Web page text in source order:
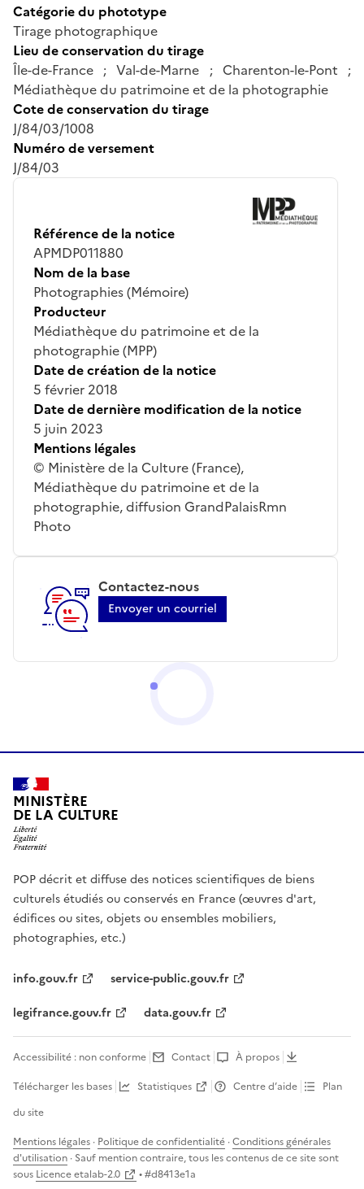
Catégorie du phototype
Tirage photographique
Lieu de conservation du tirage
Île-de-France ; Val-de-Marne ; Charenton-le-Pont ;
Médiathèque du patrimoine et de la photographie
Cote de conservation du tirage
J/84/03/1008
Numéro de versement
J/84/03
Référence de la notice
APMDP011880
Nom de la base
Photographies (Mémoire)
Producteur
Médiathèque du patrimoine et de la
photographie (MPP)
Date de création de la notice
5 février 2018
Date de dernière modification de la notice
5 juin 2023
Mentions légales
© Ministère de la Culture (France),
Médiathèque du patrimoine et de la
photographie, diffusion GrandPalaisRmn
Photo
Contactez-nous
Envoyer un courriel
MINISTÈRE
DE LA CULTURE
POP décrit et diffuse des notices scientifiques de biens
culturels étudiés ou conservés en France (œuvres d'art,
édifices ou sites, objets ou ensembles mobiliers,
photographies, etc.)
info.gouv.fr
service-public.gouv.fr
legifrance.gouv.fr
data.gouv.fr
Accessibilité : non conforme Contact
À propos
Télécharger les bases
Statistiques Centre d’aide
Plan
du site
Mentions légales · Politique de confidentialité ·Conditions générales
d'utilisation · Sauf mention contraire, tous les contenus de ce site sont
sous Licence etalab-2.0 • #d8413e1a